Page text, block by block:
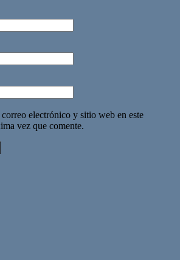
electrónico y sitio web en este
vez que comente.